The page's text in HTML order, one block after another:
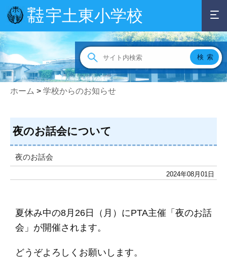
宇土
市立 宇土東小学校
ホーム > 学校からのお知らせ
夜のお話会について
夜のお話会
2024年08月01日
夏休み中の8月26日（月）にPTA主催「夜のお話
会」が開催されます。
どうぞよろしくお願いします。